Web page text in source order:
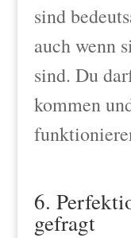
sind
auch wenn
sind. Du
kommen
6.
gefragt